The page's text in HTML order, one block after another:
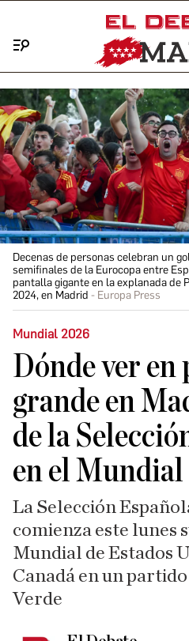
Decenas de personas celebran un
semifinales de la Eurocopa entre
pantalla gigante en la explanada de
2024, en Madrid
Europa Press
Mundial 2026
Dónde ver
grande en
de la
en el Mundial
La Selección
comienza este lunes
Mundial de Estados
Canadá en un
Verde